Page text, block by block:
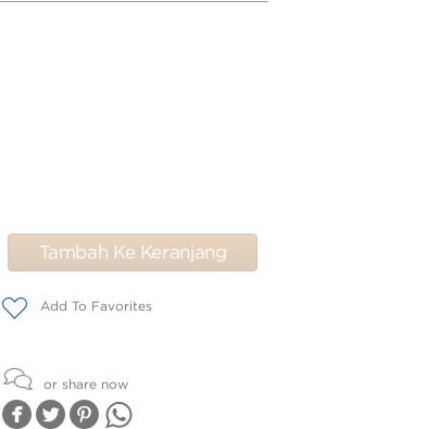
Tambah Ke Keranjang
Add To Favorites
Add To Favorites
or share now